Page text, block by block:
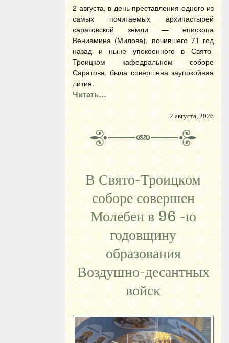
2 августа, в день преставления одного из
самых почитаемых архипастырей
саратовской земли — епископа
Вениамина (Милова), почившего 71 год
назад и ныне упокоенного в Свято-
Троицком кафедральном соборе
Саратова, была совершена заупокойная
лития.
Читать…
2 августа, 2026
В Свято-Троицком
соборе совершен
Молебен в 96 -ю
годовщину
образования
Воздушно-десантных
войск